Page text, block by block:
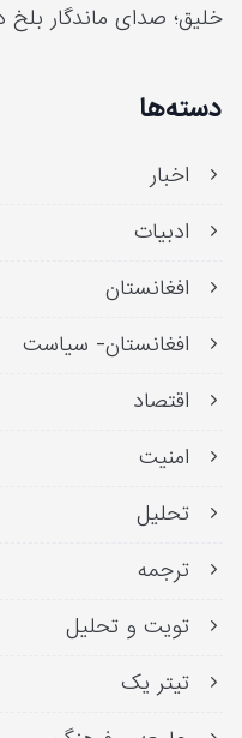
خلیق؛ صدای ماندگار بلخ
دسته‌ها
اخبار
ادبیات
افغانستان
افغانستان- سیاست
اقتصاد
امنیت
تحلیل
ترجمه
تویت و تحلیل
تیتر یک